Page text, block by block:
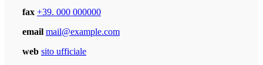
fax +39. 000 000000
email mail@example.com
web sito ufficiale